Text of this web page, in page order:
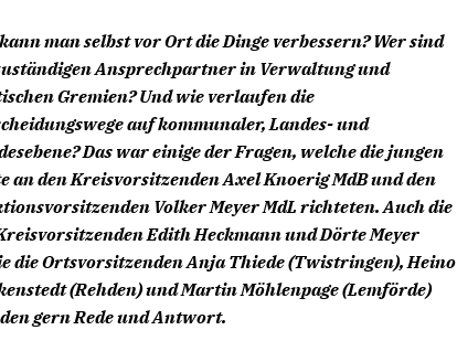
man selbst vor Ort die Dinge verbessern? Wer sind
Ansprechpartner in Verwaltung und
Gremien? Und wie verlaufen die
auf kommunaler, Landes- und
Das war einige der Fragen, welche die jungen
an den Kreisvorsitzenden Axel Knoerig MdB und den
Volker Meyer MdL richteten. Auch die
Edith Heckmann und Dörte Meyer
die Ortsvorsitzenden Anja Thiede (Twistringen), Heino
(Rehden) und Martin Möhlenpage (Lemförde)
gern Rede und Antwort.